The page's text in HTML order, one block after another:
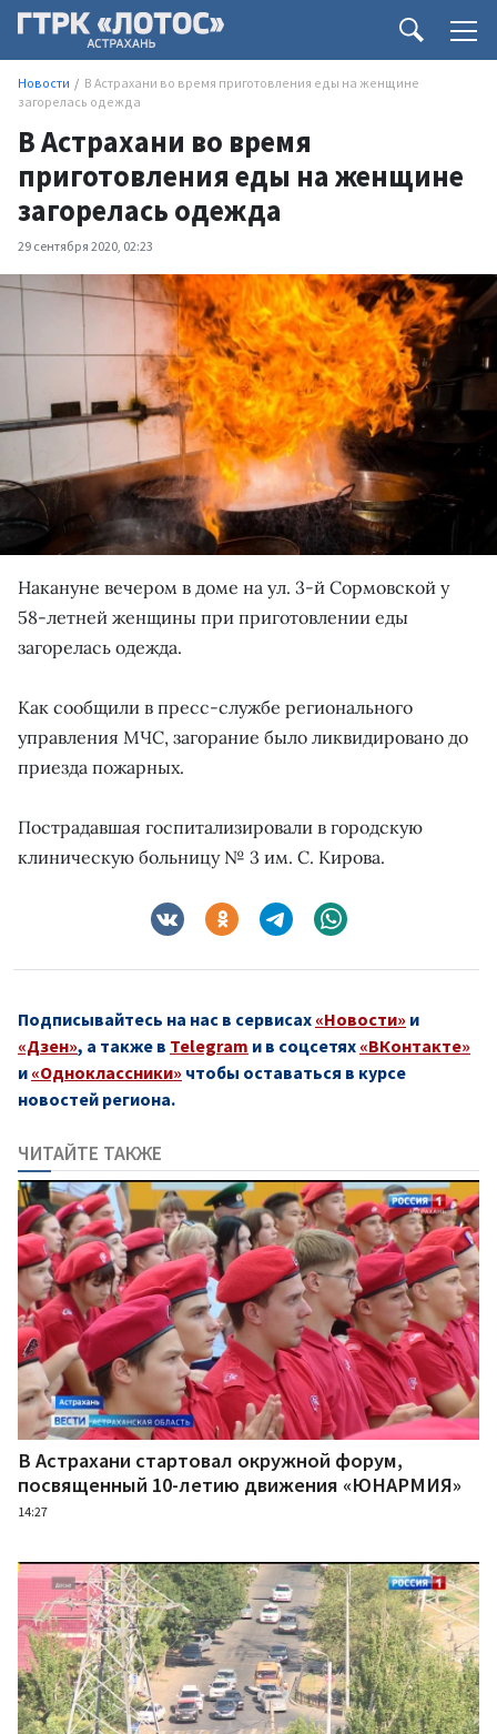
Новости
В Астрахани во время приготовления еды на женщине
загорелась одежда
В Астрахани во время
приготовления еды на женщине
загорелась одежда
29 сентября 2020, 02:23
Накануне вечером в доме на ул. 3-й Сормовской у
58-летней женщины при приготовлении еды
загорелась одежда.
Как сообщили в пресс-службе регионального
управления МЧС, загорание было ликвидировано до
приезда пожарных.
Пострадавшая госпитализировали в городскую
клиническую больницу № 3 им. С. Кирова.
Подписывайтесь на нас в сервисах «Новости» и
«Дзен», а также в Telegram и в соцсетях «ВКонтакте»
и «Одноклассники» чтобы оставаться в курсе
новостей региона.
ЧИТАЙТЕ ТАКЖЕ
В Астрахани стартовал окружной форум,
посвященный 10-летию движения «ЮНАРМИЯ»
14:27